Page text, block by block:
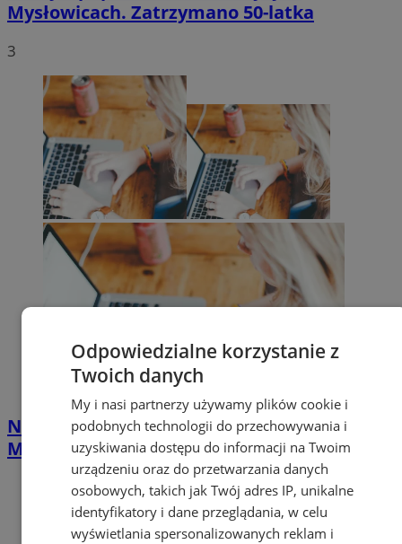
Mysłowicach. Zatrzymano 50-latka
3
Nawet 42 tys. zł na własną firmę w
Mysłowicach. PUP rusza z naborem
Odpowiedzialne korzystanie z
Twoich danych
My i nasi partnerzy używamy plików cookie i
podobnych technologii do przechowywania i
uzyskiwania dostępu do informacji na Twoim
urządzeniu oraz do przetwarzania danych
osobowych, takich jak Twój adres IP, unikalne
identyfikatory i dane przeglądania, w celu
wyświetlania spersonalizowanych reklam i